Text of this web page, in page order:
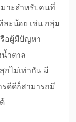
าะสำหรับคนที่
ะน้อย เช่น กลุ่ม
อผู้มีปัญหา
ำตาล
กไม่เท่ากัน มี
ดีดีก็สามารถมี